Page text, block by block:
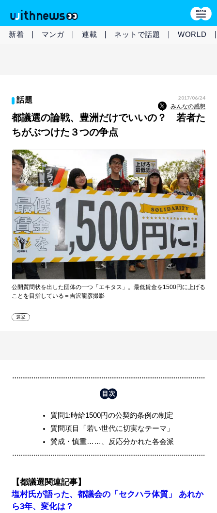
新着 マンガ 連載 ネットで話題 WORLD
話題 2017/06/24
みんなの感想
都議選の論戦、豊洲だけでいいの？ 若者た
ちがぶつけた３つの争点
公開質問状を出した団体の一つ「エキタス」。最低賃金を1500円に上げる
ことを目指している＝吉沢龍彦撮影
選挙
質問1:時給1500円の公契約条例の制定
質問項目「若い世代に切実なテーマ」
賛成・慎重……、反応分かれた各会派
【都議選関連記事】
塩村氏が語った、都議会の「セクハラ体質」 あれか
ら3年、変化は？